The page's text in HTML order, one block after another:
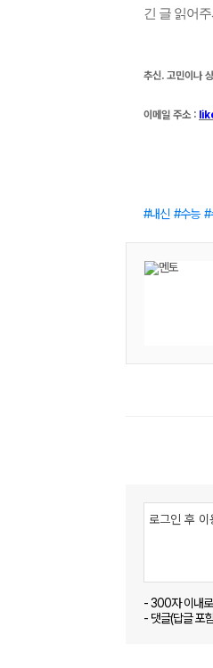
긴 글 읽어
추신. 고민이나
이메일 주소 :
내신 수능
- 300자 이내
- 댓글(답글 포